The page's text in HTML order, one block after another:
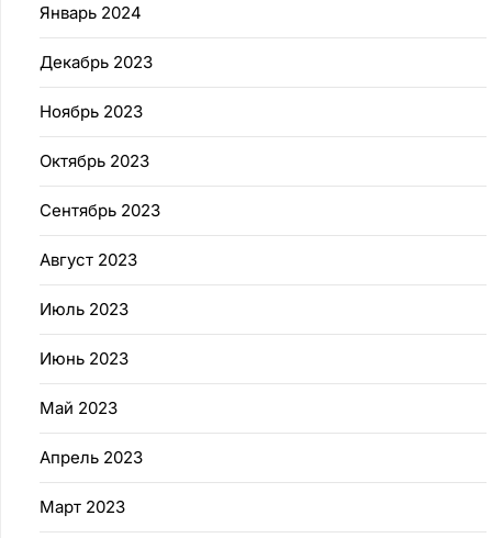
Январь 2024
Декабрь 2023
Ноябрь 2023
Октябрь 2023
Сентябрь 2023
Август 2023
Июль 2023
Июнь 2023
Май 2023
Апрель 2023
Март 2023